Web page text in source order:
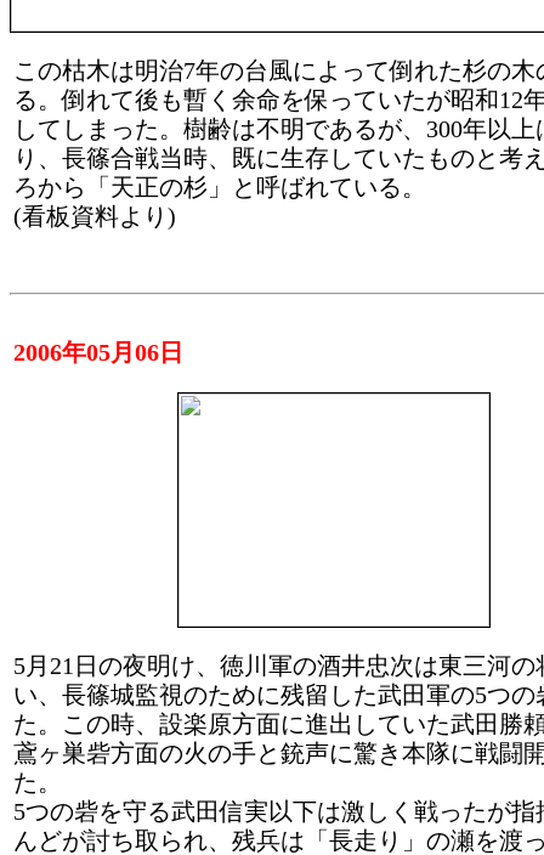
この枯木は明治7年の台風によって倒れた杉の木
る。倒れて後も暫く余命を保っていたが昭和12
してしまった。樹齢は不明であるが、300年以
り、長篠合戦当時、既に生存していたものと考
ろから「天正の杉」と呼ばれている。
(看板資料より)
2006年05月06日
5月21日の夜明け、徳川軍の酒井忠次は東三河の
い、長篠城監視のために残留した武田軍の5つの
た。この時、設楽原方面に進出していた武田勝
鳶ヶ巣砦方面の火の手と銃声に驚き本隊に戦闘
た。
5つの砦を守る武田信実以下は激しく戦ったが指
んどが討ち取られ、残兵は「長走り」の瀬を渡